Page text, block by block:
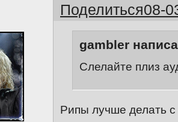
Поделиться08-
gambler
Слелайте плиз
Рипы лучше делать с